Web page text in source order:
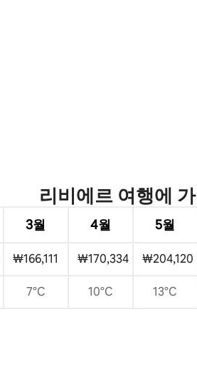
리비에르 여행에
3월 4월 5월
₩166,111 ₩170,334 ₩204,120
7°C 10°C 13°C